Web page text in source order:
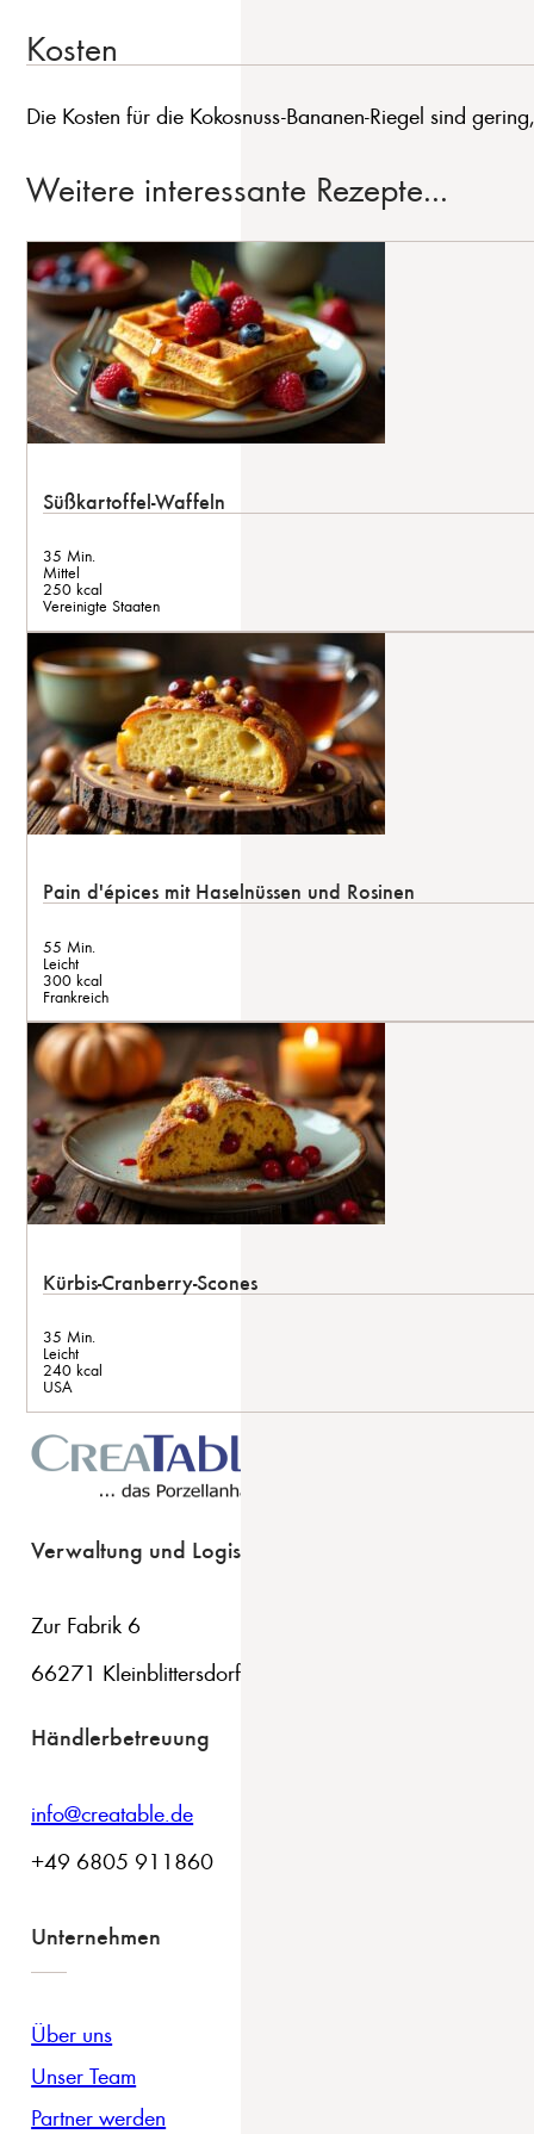
Kosten
Die Kosten für die Kokosnuss-Bananen-Riegel sind
Weitere interessante Rezepte...
Süßkartoffel-Waffeln
35 Min.
Mittel
250 kcal
Vereinigte Staaten
Pain d'épices mit Haselnüssen und Rosinen
55 Min.
Leicht
300 kcal
Frankreich
Kürbis-Cranberry-Scones
35 Min.
Leicht
240 kcal
USA
Verwaltung und Logistik
Zur Fabrik 6
66271 Kleinblittersdorf
Händlerbetreuung
info@creatable.de
+49 6805 911860
Unternehmen
Über uns
Unser Team
Partner werden